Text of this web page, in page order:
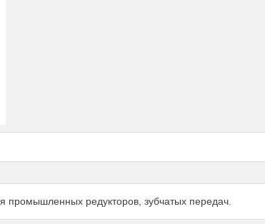
промышленных редукторов, зубчатых передач.